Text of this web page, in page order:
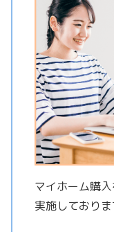
マイホーム購
実施しておりま